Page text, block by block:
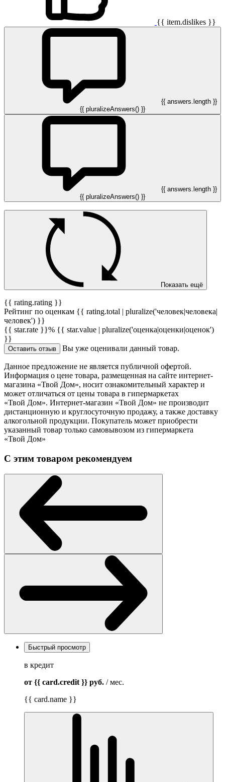
{{ item.dislikes }}
{{ answers.length }}
{{ pluralizeAnswers() }}
{{ answers.length }}
{{ pluralizeAnswers() }}
Показать ещё
{{ rating.rating }}
Рейтинг по оценкам {{ rating.total | pluralize('человек|человека|
человек') }}
{{ star.rate }}% {{ star.value | pluralize('оценка|оценки|оценок')
}}
Оставить отзыв Вы уже оценивали данный товар.
Данное предложение не является публичной офертой.
Информация о цене товара, размещенная на сайте интернет-
магазина «Твой Дом», носит ознакомительный характер и
может отличаться от цены товара в гипермаркетах
«Твой Дом». Интернет-магазин «Твой Дом» не производит
дистанционную и круглосуточную продажу, а также доставку
алкогольной продукции. Покупатель может приобрести
указанный товар только самовывозом из гипермаркета
«Твой Дом»
С этим товаром рекомендуем
Быстрый просмотр
в кредит
от {{ card.credit }} руб. / мес.
{{ card.name }}